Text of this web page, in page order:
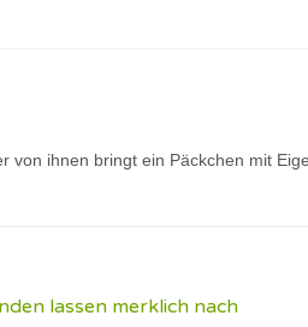
von ihnen bringt ein Päckchen mit
lassen merklich nach